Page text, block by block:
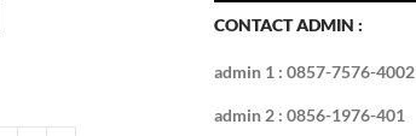
CONTACT ADMIN :
admin 1 : 0857-7576-4002
admin 2 : 0856-1976-401